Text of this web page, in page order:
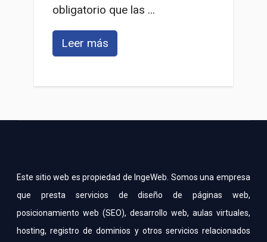
obligatorio que las ...
Leer más
Este sitio web es propiedad de IngeWeb. Somos una empresa
que presta servicios de diseño de páginas web,
posicionamiento web (SEO), desarrollo web, aulas virtuales,
hosting, registro de dominios y otros servicios relacionados